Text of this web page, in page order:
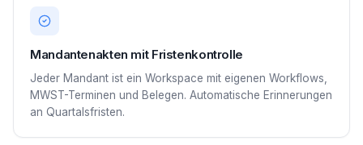
Mandantenakten mit Fristenkontrolle
Jeder Mandant ist ein Workspace mit eigenen Workflows,
MWST-Terminen und Belegen. Automatische Erinnerungen
an Quartalsfristen.